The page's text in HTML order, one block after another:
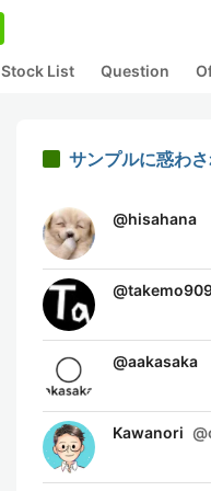
Stock List Question
サンプルに惑わ
@hisahana
@
@aakasaka
Kawanori @